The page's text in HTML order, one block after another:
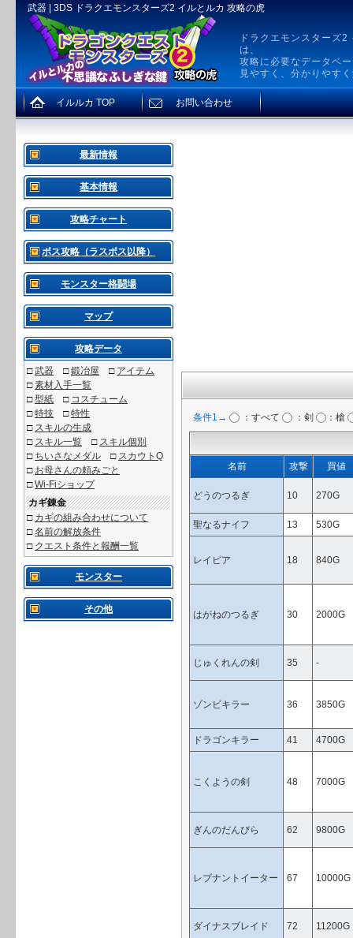
武器 | 3DS ドラクエモンスターズ2 イルとルカ 攻略の虎
ドラクエモンスターズ
は、
攻略に必要なデータベ
見やすく、分かりやす
最新情報
基本情報
攻略チャート
ボス攻略（ラスボス以降）
モンスター格闘場
マップ
攻略データ
□武器 □鍛冶屋 □ アイテム
□素材入手一覧
□型紙 □ コスチューム
□特技 □特性
□ スキルの生成
□ スキル一覧 □ スキル個別
□ ちいさなメダル □ スカウトQ
□ お母さんの頼みごと
□Wi-Fiショップ
カギ錬金
□ カギの組み合わせについて
□名前の解放条件
□ クエスト条件と報酬一覧
モンスター
その他
条件1→ ：すべて ：剣 ：槍
名前 攻撃 買値
どうのつるぎ 10 270G
聖なるナイフ 13 530G
レイピア 18 840G
はがねのつるぎ 30 2000G
じゅくれんの剣 35 -
ゾンビキラー 36 3850G
ドラゴンキラー 41 4700G
こくようの剣 48 7000G
ぎんのだんびら 62 9800G
レブナントイーター 67 10000G
ダイナスブレイド 72 11200G
イルルカ TOP お問い合わせ